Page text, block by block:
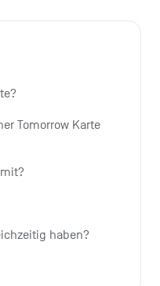
Tomorrow Karte
haben?